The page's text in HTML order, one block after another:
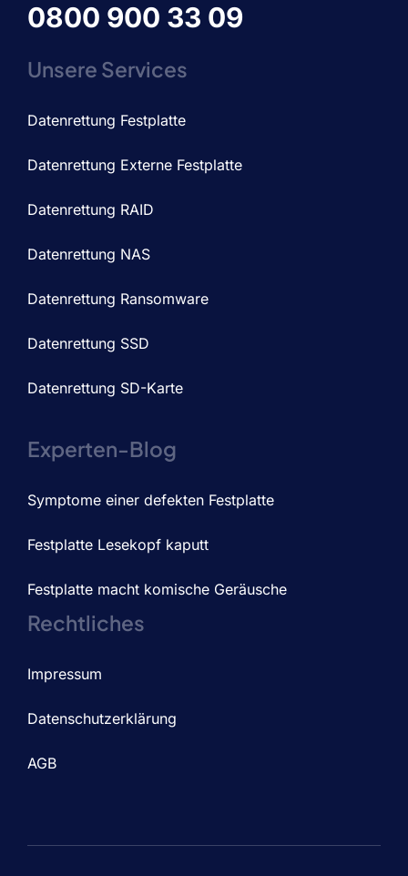
0800 900 33 09
Unsere Services
Datenrettung Festplatte
Datenrettung Externe Festplatte
Datenrettung RAID
Datenrettung NAS
Datenrettung Ransomware
Datenrettung SSD
Datenrettung SD-Karte
Experten-Blog
Symptome einer defekten Festplatte
Festplatte Lesekopf kaputt
Festplatte macht komische Geräusche
Rechtliches
Impressum
Datenschutzerklärung
AGB